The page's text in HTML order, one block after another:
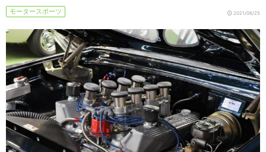
モータースポーツ 2021/06/25